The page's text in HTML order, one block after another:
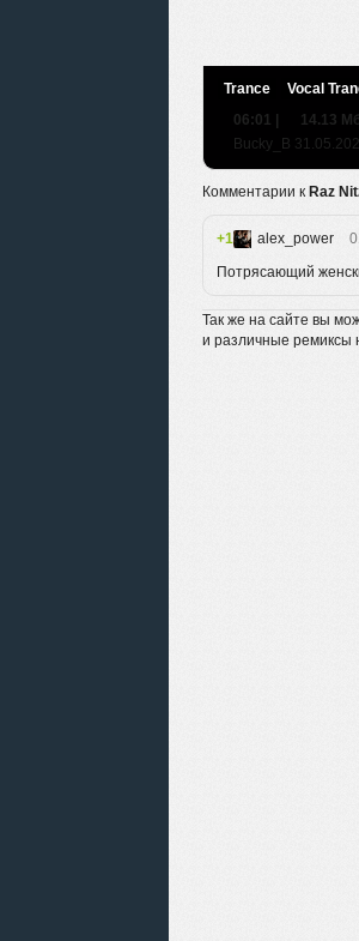
Trance Vocal
06:01 | 14.13
Bucky_B
Комментарии к Raz
1 alex_power
Потрясающий
Так же на сайте вы
и различные ремиксы